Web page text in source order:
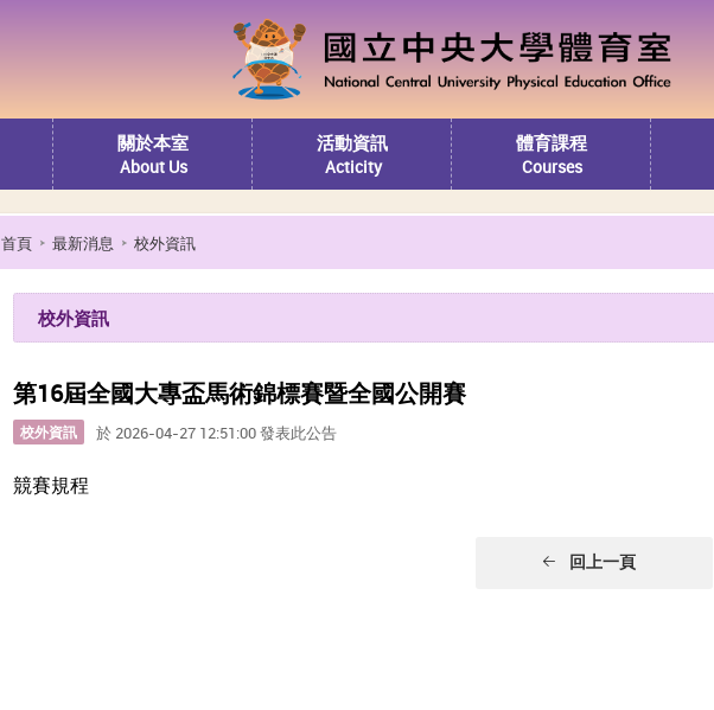
關於本室
About Us
活動資訊
Acticity
體育課程
Courses
首頁 最新消息 校外資訊
校外資訊
第16屆全國大專盃馬術錦標賽暨全國公開賽
校外資訊 於 2026-04-27 12:51:00 發表此公告
競賽規程
回上一頁